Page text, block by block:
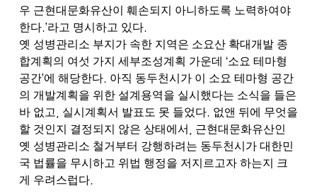
우 근현대문화유산이 훼손되지 아니하도록 노력하여야
한다.’라고 명시하고 있다.
옛 성병관리소 부지가 속한 지역은 소요산 확대개발 종
합계획의 여섯 가지 세부조성계획 가운데 ‘소요 테마형
공간’에 해당한다. 아직 동두천시가 이 소요 테마형 공간
의 개발계획을 위한 설계용역을 실시했다는 소식을 들은
바 없고
실시계획서 발표도 못 들었다. 없앤 뒤에 무엇을
할 것인지 결정되지 않은 상태에서
근현대문화유산인
옛 성병관리소 철거부터 강행하려는 동두천시가 대한민
국 법률을 무시하고 위법 행정을 저지르고자 하는지 크
게 우려스럽다.